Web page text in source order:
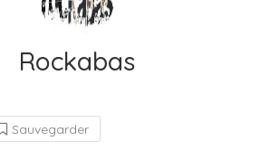
Rockabas
Sauvegarder